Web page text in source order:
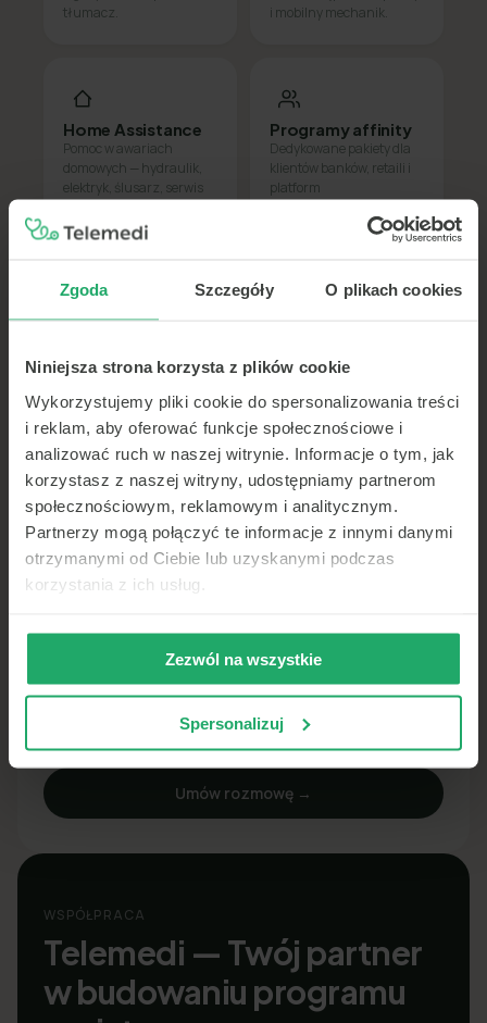
Zgoda Szczegóły O plikach cookies
Niniejsza strona korzysta z plików cookie
Wykorzystujemy pliki cookie do spersonalizowania treści
i reklam, aby oferować funkcje społecznościowe i
analizować ruch w naszej witrynie. Informacje o tym, jak
korzystasz z naszej witryny, udostępniamy partnerom
społecznościowym, reklamowym i analitycznym.
Partnerzy mogą połączyć te informacje z innymi danymi
otrzymanymi od Ciebie lub uzyskanymi podczas
korzystania z ich usług.
Zezwól na wszystkie
Spersonalizuj
tłumacz.
i mobilny mechanik.
Home Assistance
Pomoc w awariach
domowych — hydraulik,
elektryk, ślusarz, serwis
Programy affinity
Dedykowane pakiety dla
klientów banków, retaili i
platform
Od rozmowy do uruchomienia w 3
krokach
01 Analiza potrzeb i zakresu
Poznajemy Twój produkt, profile klientów i KPI.
Proponujemy optymalny mix usług.
02 Integracja i white‑label
03 Skalowanie i optymalizacja
Uruchomienie produkcyjne, monitoring SLA i
iteracyjne ulepszenia na podstawie danych.
Umów rozmowę →
WSPÓŁPRACA
Telemedi — Twój partner
w budowaniu programu